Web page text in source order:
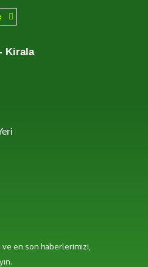
Kirala
en son haberlerimizi,